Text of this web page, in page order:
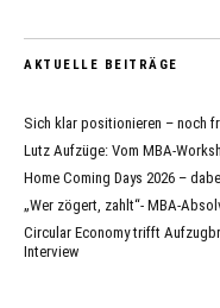
AKTUELLE BEITRÄGE
Sich klar positionieren – noch
Lutz Aufzüge: Vom MBA-
Home Coming Days 2026 –
„Wer zögert, zahlt“- MBA-
Circular Economy trifft
Interview